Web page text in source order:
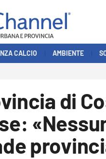
CALCIO AMBIENTE
di